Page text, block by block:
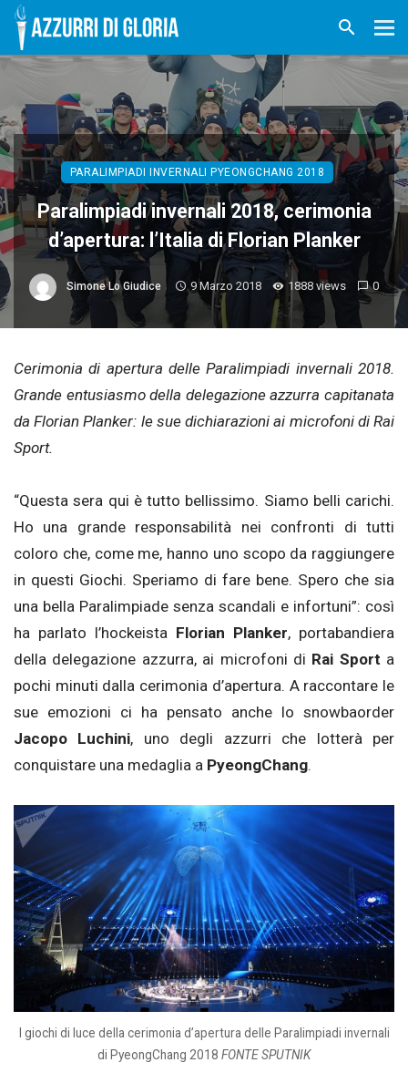
PARALIMPIADI INVERNALI PYEONGCHANG 2018
Paralimpiadi invernali 2018, cerimonia
d’apertura: l’Italia di Florian Planker
Simone Lo Giudice 9 Marzo 2018 1888 views 0
Cerimonia di apertura delle Paralimpiadi invernali 2018.
Grande entusiasmo della delegazione azzurra capitanata
da Florian Planker: le sue dichiarazioni ai microfoni di Rai
Sport.
“Questa sera qui è tutto bellissimo. Siamo belli carichi.
Ho una grande responsabilità nei confronti di tutti
coloro che, come me, hanno uno scopo da raggiungere
in questi Giochi. Speriamo di fare bene. Spero che sia
una bella Paralimpiade senza scandali e infortuni”: così
ha parlato l’hockeista Florian Planker, portabandiera
della delegazione azzurra, ai microfoni di Rai Sport a
pochi minuti dalla cerimonia d’apertura. A raccontare le
sue emozioni ci ha pensato anche lo snowbaorder
Jacopo Luchini, uno degli azzurri che lotterà per
conquistare una medaglia a PyeongChang.
I giochi di luce della cerimonia d’apertura delle Paralimpiadi invernali
di PyeongChang 2018 FONTE SPUTNIK